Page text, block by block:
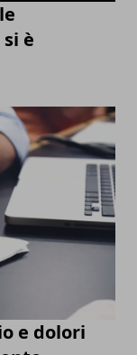
è
e dolori